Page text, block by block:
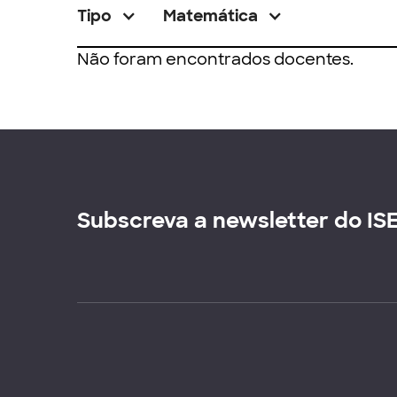
Tipo Matemática
Não foram encontrados docentes.
Subscreva a newsletter do